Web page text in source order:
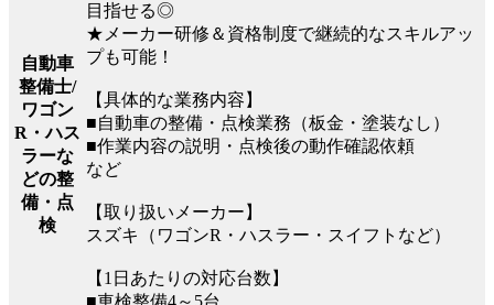
自動車
整備士/
ワゴン
R・ハス
ラーな
どの整
備・点
検
目指せる◎
★メーカー研修＆資格制度で継続的なスキルアッ
プも可能！
【具体的な業務内容】
■自動車の整備・点検業務（板金・塗装なし）
■作業内容の説明・点検後の動作確認依頼
など
【取り扱いメーカー】
スズキ（ワゴンR・ハスラー・スイフトなど）
【1日あたりの対応台数】